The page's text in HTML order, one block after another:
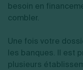
besoin en
combler.
Une fois votre
les banques. Il est
plusieurs